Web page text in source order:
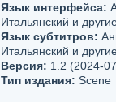
Язык интерфейса:
Итальянский и
Язык субтитров:
Итальянский и
Версия: 1.2 (2024-
Тип издания: Scene